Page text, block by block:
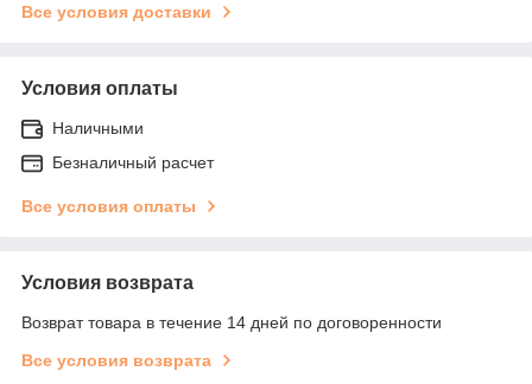
Все условия доставки
Условия оплаты
Наличными
Безналичный расчет
Все условия оплаты
Условия возврата
Возврат товара в течение 14 дней по договоренности
Все условия возврата